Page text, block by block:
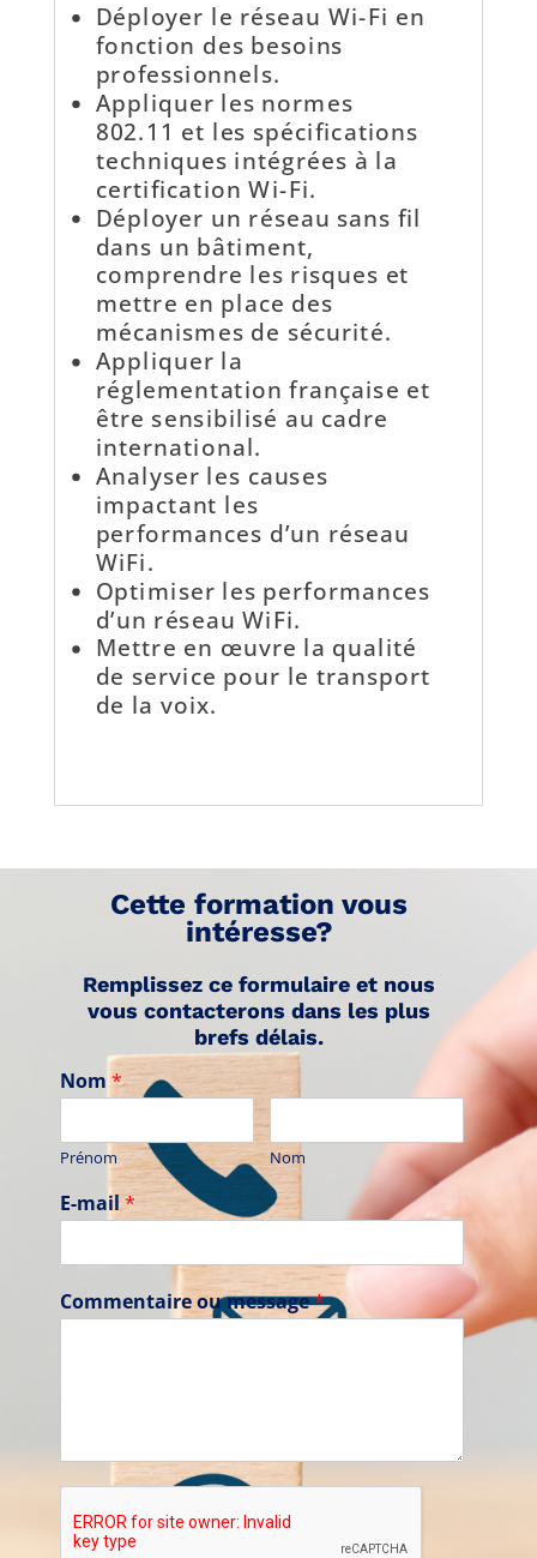
Déployer le réseau Wi-Fi en
fonction des besoins
professionnels.
Appliquer les normes
802.11 et les spécifications
techniques intégrées à la
certification Wi-Fi.
Déployer un réseau sans fil
dans un bâtiment,
comprendre les risques et
mettre en place des
mécanismes de sécurité.
Appliquer la
réglementation française et
être sensibilisé au cadre
international.
Analyser les causes
impactant les
performances d’un réseau
WiFi.
Optimiser les performances
d’un réseau WiFi.
Mettre en œuvre la qualité
de service pour le transport
de la voix.
Cette formation vous
intéresse?
Remplissez ce formulaire et nous
vous contacterons dans les plus
brefs délais.
Nom *
Prénom Nom
E-mail*
Commentaire ou message*